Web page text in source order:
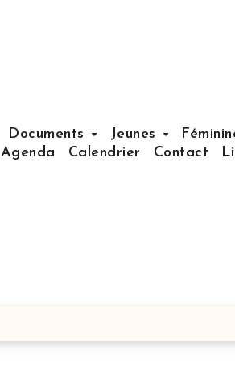
Documents Jeunes
Agenda Calendrier Contact